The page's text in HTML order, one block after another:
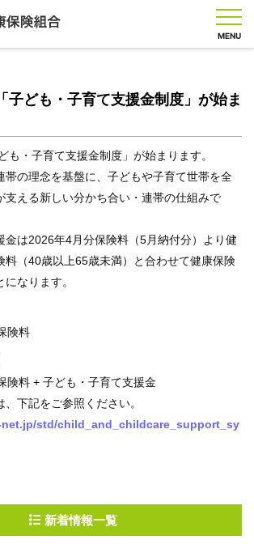
MENU
子ども・子育て支援金制度」が始ま
も・子育て支援金制度」が始まります。
帯の理念を基盤に、子どもや子育て世帯を全
支える新しい分かち合い・連帯の仕組みで
金は2026年4月分保険料（5月納付分）より健
料（40歳以上65歳未満）と合わせて健康保険
なります。
険料
険料 + 子ども・子育て支援金
下記をご参照ください。
std/child_and_childcare_support_sy
新着情報一覧